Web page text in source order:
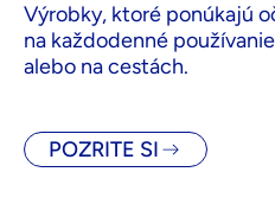
Výrobky, ktoré ponúkajú
na každodenné
alebo na cestách.
POZRITE SI